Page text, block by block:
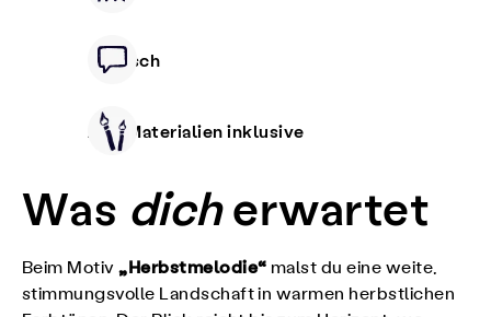
Deutsch
Alle Materialien inklusive
Was dicherwartet
Beim Motiv„Herbstmelodie“ malst du eine weite,
stimmungsvolle Landschaft in warmen herbstlichen